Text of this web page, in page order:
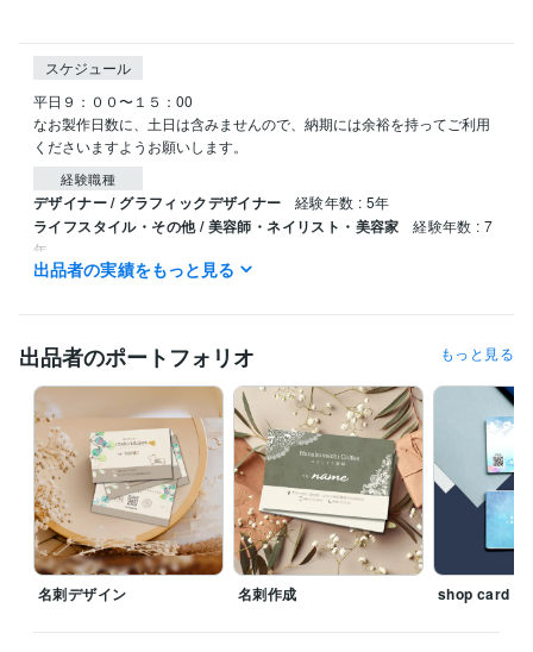
スケジュール
平日９：００〜１５：00
なお製作日数に、土日は含みませんので、納期には余裕を持ってご利用
くださいますようお願いします。
経験職種
デザイナー / グラフィックデザイナー 経験年数 : 5年
ライフスタイル・その他 / 美容師・ネイリスト・美容家
経験年数 : 7
年
実用英語技能検定2級 取得年 : 2001年
ビジネス・クリエイティブツール
Adobe Illustrator:4年Canva:5年
得意分野
デザイン制作 名刺・カード類 バナー、画像作成
チラシ・ポスタ
ー・パンフレットデザイン
美容業界 飲食店 エステ セミナー イベント 個人
出品者の実績をもっと見る
出品者のポートフォリオ もっと見る
名刺デザイン 名刺作成 shop card